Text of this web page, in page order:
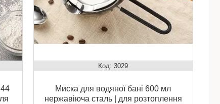
3029
Миска для водяної бані 600 мл
нержавіюча сталь | для розтоплення